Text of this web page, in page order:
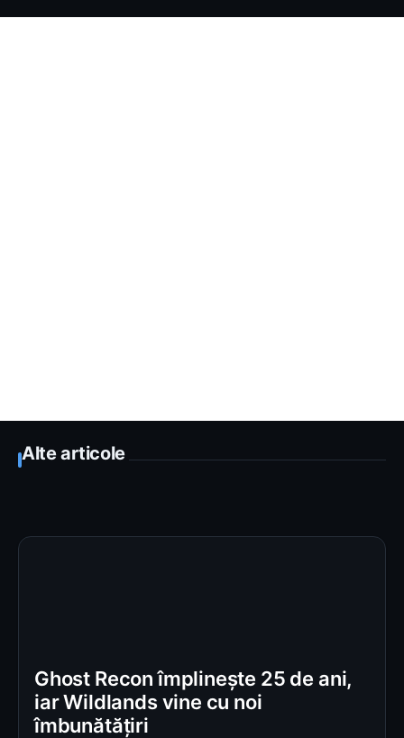
Alte articole
Ghost Recon împlinește 25 de ani,
iar Wildlands vine cu noi
îmbunătățiri